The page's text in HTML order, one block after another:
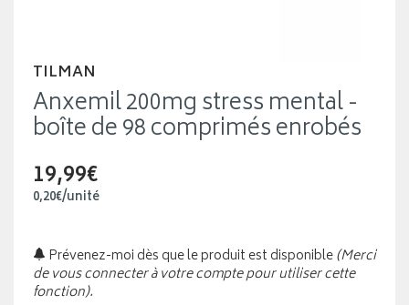
TILMAN
Anxemil 200mg stress mental -
boîte de 98 comprimés enrobés
19,99€
0,20€/unité
Prévenez-moi dès que le produit est disponible(Merci
de vous connecter à votre compte pour utiliser cette
fonction).